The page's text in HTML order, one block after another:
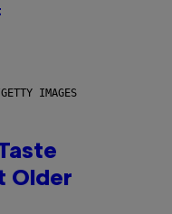
IMAGES
Older